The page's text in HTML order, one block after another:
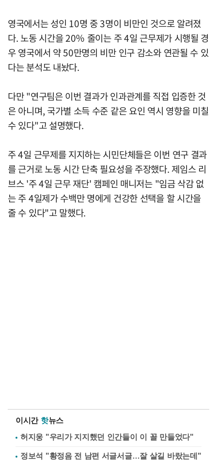
영국에서는 성인 10명 중 3명이 비만인 것으로 알려졌
다. 노동 시간을 20％ 줄이는 주 4일 근무제가 시행될 경
우 영국에서 약 50만명의 비만 인구 감소와 연관될 수 있
다는 분석도 내놨다.
다만 "연구팀은 이번 결과가 인과관계를 직접 입증한 것
은 아니며, 국가별 소득 수준 같은 요인 역시 영향을 미칠
수 있다"고 설명했다.
주 4일 근무제를 지지하는 시민단체들은 이번 연구 결과
를 근거로 노동 시간 단축 필요성을 주장했다. 제임스 리
브스 '주 4일 근무 재단' 캠페인 매니저는 "임금 삭감 없
는 주 4일제가 수백만 명에게 건강한 선택을 할 시간을
줄 수 있다"고 말했다.
이시간 핫뉴스
허지웅 "우리가 지지했던 인간들이 이 꼴 만들었다"
정보석 "황정음 전 남편 서글서글…잘 살길 바랐는데"